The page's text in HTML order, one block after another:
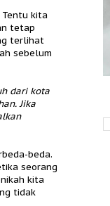
Tentu kita
tetap
terlihat
sebelum
dari kota
Jika
beda.
seorang
kita
tidak